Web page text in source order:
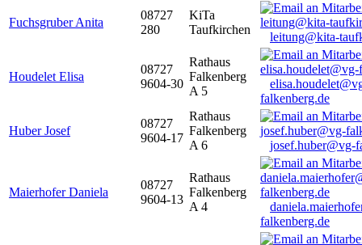
Fuchsgruber Anita
08727
280
KiTa
Taufkirchen
leitung@kita-
Houdelet Elisa
08727
9604-30
Rathaus
Falkenberg
A 5
falkenberg.de
Huber Josef
08727
9604-17
Rathaus
Falkenberg
A 6
josef.huber@vg-
Maierhofer Daniela
08727
9604-13
Rathaus
Falkenberg
A 4
falkenberg.de